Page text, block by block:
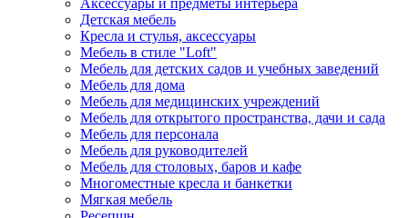
Аксессуары и предметы интерьера
Детская мебель
Кресла и стулья, аксессуары
Мебель в стиле "Loft"
Мебель для детских садов и учебных заведений
Мебель для дома
Мебель для медицинских учреждений
Мебель для открытого пространства, дачи и сада
Мебель для персонала
Мебель для руководителей
Мебель для столовых, баров и кафе
Многоместные кресла и банкетки
Мягкая мебель